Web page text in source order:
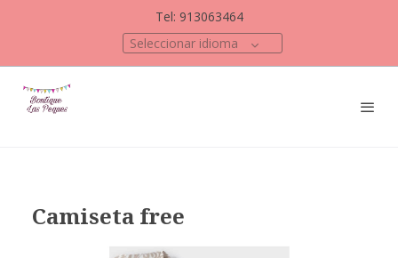
Tel: 913063464
Seleccionar idioma
Camiseta free